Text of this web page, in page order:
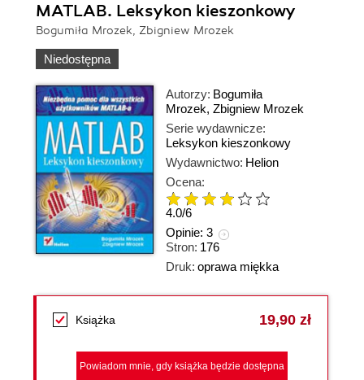
MATLAB. Leksykon kieszonkowy
Bogumiła Mrozek, Zbigniew Mrozek
Niedostępna
Autorzy: Bogumiła
Mrozek, Zbigniew Mrozek
Serie wydawnicze:
Leksykon kieszonkowy
Wydawnictwo: Helion
Ocena:
4.0/6
Opinie: 3
Stron: 176
Druk: oprawa miękka
Książka 19,90 zł
Powiadom mnie, gdy książka będzie dostępna